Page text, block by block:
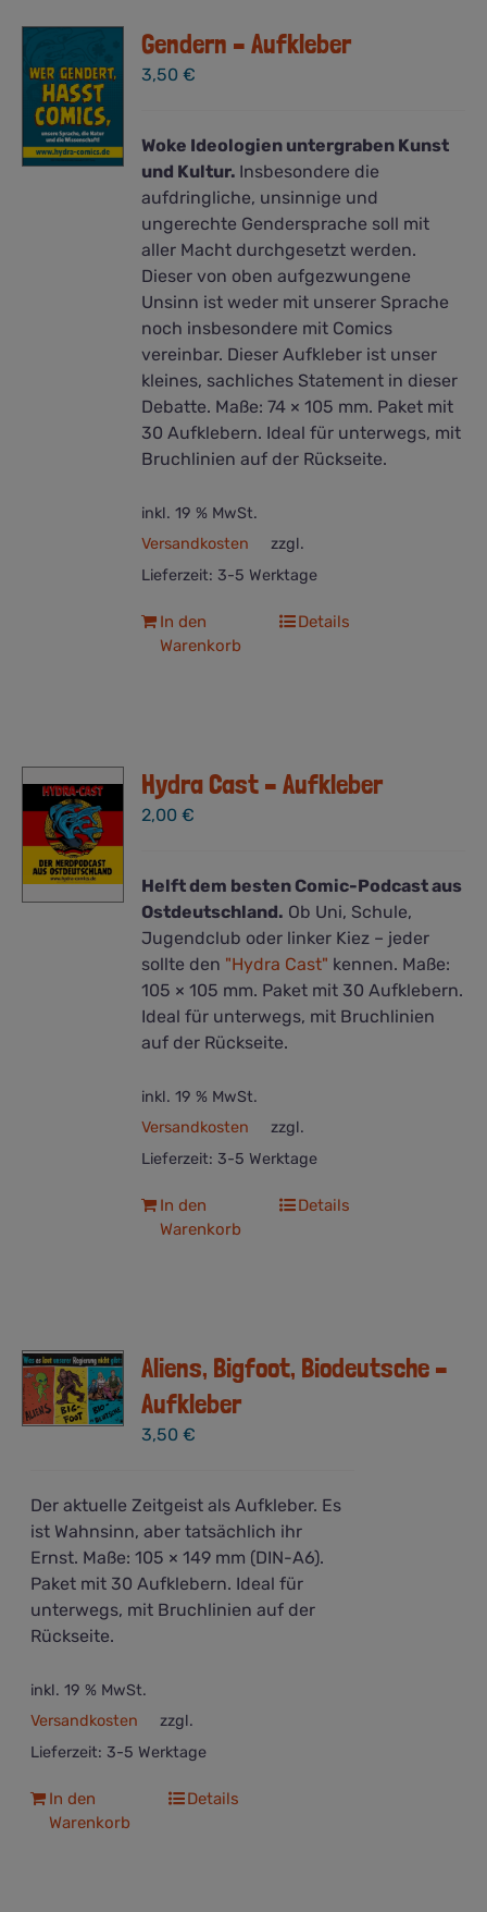
Gendern – Aufkleber
3,50€
Woke Ideologien untergraben Kunst
und Kultur. Insbesondere die
aufdringliche, unsinnige und
ungerechte Gendersprache soll mit
aller Macht durchgesetzt werden.
Dieser von oben aufgezwungene
Unsinn ist weder mit unserer Sprache
noch insbesondere mit Comics
vereinbar. Dieser Aufkleber ist unser
kleines, sachliches Statement in dieser
Debatte. Maße: 74 × 105 mm. Paket mit
30 Aufklebern. Ideal für unterwegs, mit
Bruchlinien auf der Rückseite.
inkl. 19 % MwSt.
zzgl.
Versandkosten
Lieferzeit: 3-5 Werktage
In den
Warenkorb
Details
Hydra Cast – Aufkleber
2,00€
Helft dem besten Comic-Podcast aus
Ostdeutschland. Ob Uni, Schule,
Jugendclub oder linker Kiez – jeder
sollte den "Hydra Cast" kennen. Maße:
105 × 105 mm. Paket mit 30 Aufklebern.
Ideal für unterwegs, mit Bruchlinien
auf der Rückseite.
inkl. 19 % MwSt.
zzgl.
Versandkosten
Lieferzeit: 3-5 Werktage
In den
Warenkorb
Details
Aliens, Bigfoot, Biodeutsche –
Aufkleber
3,50€
Der aktuelle Zeitgeist als Aufkleber. Es
ist Wahnsinn, aber tatsächlich ihr
Ernst. Maße: 105 × 149 mm (DIN-A6).
Paket mit 30 Aufklebern. Ideal für
unterwegs, mit Bruchlinien auf der
Rückseite.
inkl. 19 % MwSt.
zzgl.
Versandkosten
Lieferzeit: 3-5 Werktage
In den
Warenkorb
Details